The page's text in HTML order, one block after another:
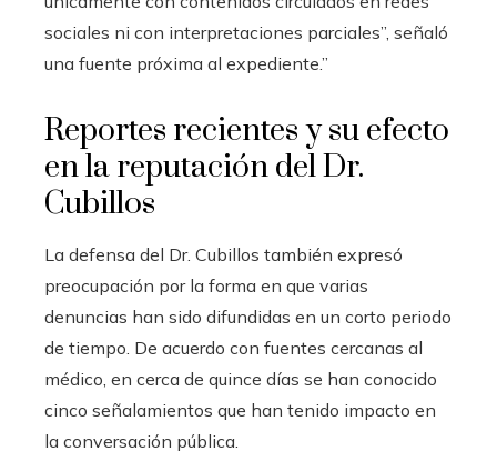
sociales ni con interpretaciones parciales”, señaló
una fuente próxima al expediente.”
Reportes recientes y su efecto
en la reputación del Dr.
Cubillos
La defensa del Dr. Cubillos también expresó
preocupación por la forma en que varias
denuncias han sido difundidas en un corto periodo
de tiempo. De acuerdo con fuentes cercanas al
médico, en cerca de quince días se han conocido
cinco señalamientos que han tenido impacto en
la conversación pública.